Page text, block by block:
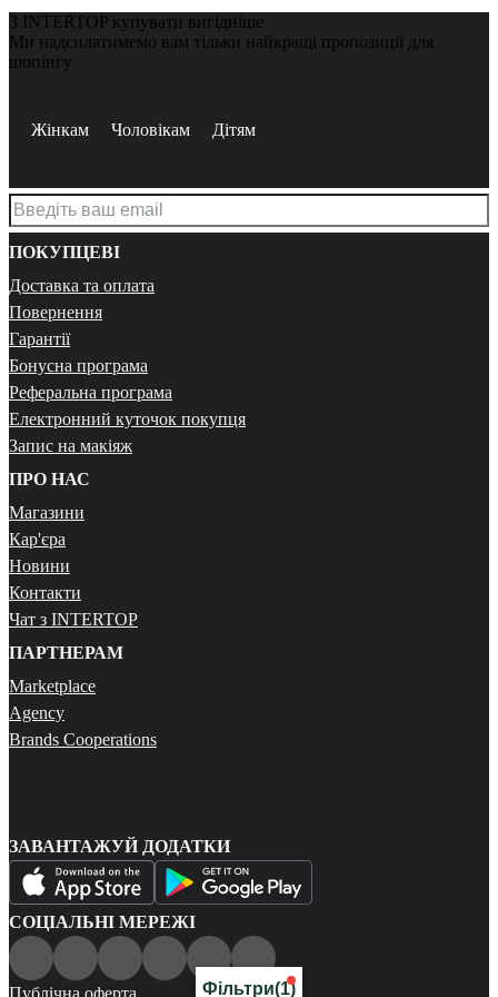
Фільтри(1)
З INTERTOP купувати вигідніше
Ми надсилатимемо вам тільки найкращі пропозиції для
шопінгу
Жінкам Чоловікам Дітям
ПОКУПЦЕВІ
Доставка та оплата
Повернення
Гарантії
Бонусна програма
Реферальна програма
Електронний куточок покупця
Запис на макіяж
ПРО НАС
Магазини
Кар'єра
Новини
Контакти
Чат з INTERTOP
ПАРТНЕРАМ
Marketplace
Agency
Brands Cooperations
ЗАВАНТАЖУЙ ДОДАТКИ
СОЦІАЛЬНІ МЕРЕЖІ
Публічна оферта